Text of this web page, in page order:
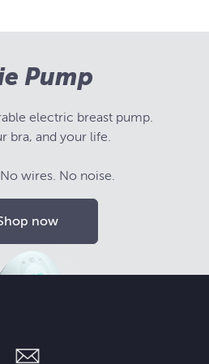
Pump
electric breast pump.
bra, and your life.
wires. No noise.
now